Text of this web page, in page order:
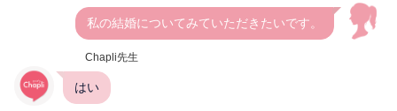
私の結婚についてみていただきたいです。
Chapli先生
はい